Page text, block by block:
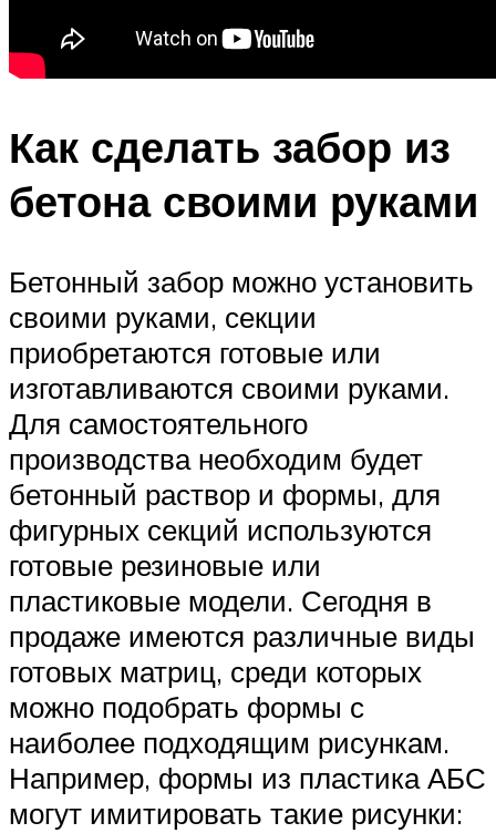
Как сделать забор из
бетона своими руками
Бетонный забор можно установить
своими руками, секции
приобретаются готовые или
изготавливаются своими руками.
Для самостоятельного
производства необходим будет
бетонный раствор и формы, для
фигурных секций используются
готовые резиновые или
пластиковые модели. Сегодня в
продаже имеются различные виды
готовых матриц, среди которых
можно подобрать формы с
наиболее подходящим рисункам.
Например, формы из пластика АБС
могут имитировать такие рисунки: